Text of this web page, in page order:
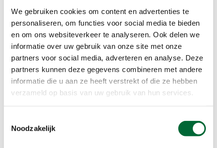
We gebruiken cookies om content en advertenties te
personaliseren, om functies voor social media te bieden
en om ons websiteverkeer te analyseren. Ook delen we
informatie over uw gebruik van onze site met onze
partners voor social media, adverteren en analyse. Deze
partners kunnen deze gegevens combineren met andere
informatie die u aan ze heeft verstrekt of die ze hebben
verzameld op basis van uw gebruik van hun services.
Noodzakelijk
Investeer op de lange termijn
Meteen hieruit voort vloeit het kijken naar de
lange termijn. “Onze cliënten geven we een simpel
rekensommetje,” legt Titia uit. “Stel dat je iedere
dag heel precies je calorieën eet en verbruikt. Dan
zou je op jaarbasis exact op hetzelfde gewicht
blijven. Voeg nu dagelijks een pepermuntje van 20
calorieën toe aan je voeding. Op een dag en op